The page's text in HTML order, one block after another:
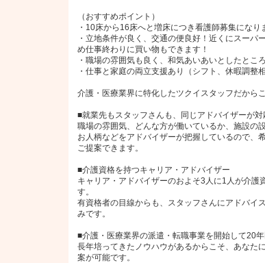
（おすすめポイント）
・10床から16床へと増床につき看護師募集になり
・立地条件が良く、交通の便良好！近くにスーパ
め仕事終わりに買い物もできます！
・職場の雰囲気も良く、和気あいあいとしたとこ
・仕事と家庭の両立支援あり（シフト、休暇調整相
介護・医療業界に特化したツクイスタッフだから
■就業先もスタッフさんも、同じアドバイザーが対
職場の雰囲気、どんな方が働いているか、施設の
お人柄などをアドバイザーが把握しているので、
ご提案できます。
■介護資格を持つキャリア・アドバイザー
キャリア・アドバイザーのおよそ3人に1人が介護
す。
有資格者の目線からも、スタッフさんにアドバイ
みです。
■介護・医療業界の派遣・転職事業を開始して20
長年培ってきたノウハウがあるからこそ、あなた
案が可能です。